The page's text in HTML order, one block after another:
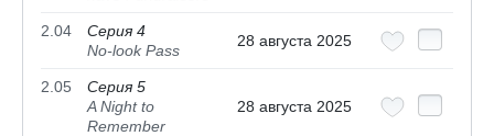
2.04
Серия 4
No-look Pass
28 августа 2025
2.05
Серия 5
A Night to
Remember
28 августа 2025